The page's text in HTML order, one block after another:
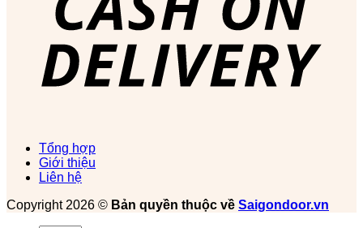
Tổng hợp
Giới thiệu
Liên hệ
Copyright 2026 © Bản quyền thuộc về Saigondoor.vn